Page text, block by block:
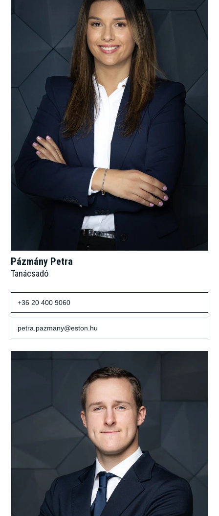
Pázmány Petra
Tanácsadó
+36 20 400 9060
petra.pazmany@eston.hu